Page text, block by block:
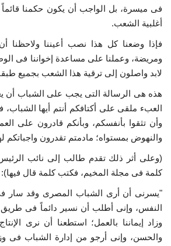
فى ميسرة، بل الواجب أن يكون حكمنا
أغلبية الشعب.
فإذا وضعنا كل هذا نصب أعيننا ولاحظنا أن
ومريضة، وعملنا على مساعدة إخواننا فى الوطن،
لابد واصلون إلى ترقية هذا الشعب بجميع
هذه هى الرسالة التى يجب على الشباب أن
العبء ملقى على أكتافكم أنتم أيها الشباب،
وأن تثقوا بأنفسكم، وبأنكم قادرون على
والنهوض بمستواه؛ مادمتم تقدرون واجباتكم
(وعلى أثر ذلك تقدم طالب إلى نائب
كلمة فى مجلة المخيم، فكتب كلمة قال فيها):
"يسرنى أن أرى الشباب المصرى وقد سار
النفس، وإنى أطلب أن نسير دائماً فى طريق
وزاد إيماننا بالعمل؛ استطعنا أن نرى
والحسن، وإنى أرجو من إدارة الشباب فى